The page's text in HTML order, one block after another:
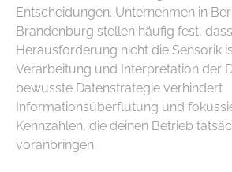
Entscheidungen. Unternehmen in
Brandenburg stellen häufig fest,
Herausforderung nicht die Sensorik
Verarbeitung und Interpretation der
bewusste Datenstrategie verhindert
Informationsüberflutung und
Kennzahlen, die deinen Betrieb
voranbringen.